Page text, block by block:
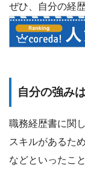
ぜひ、自分の経
自分の強み
職務経歴書に関
スキルがあるた
などといったこ